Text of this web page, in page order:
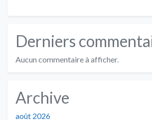
Derniers
Aucun commentaire à afficher.
Archive
août 2026